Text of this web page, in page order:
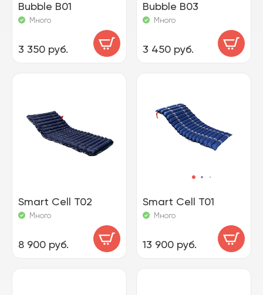
Bubble B01
Много
3 350 руб.
Bubble B03
Много
3 450 руб.
Smart Cell T02
Много
8 900 руб.
Smart Cell T01
Много
13 900 руб.